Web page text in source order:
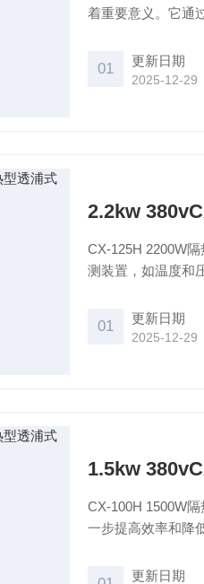
着重要意义。它通
01 更新日期
2025-12-29
2.2kw
CX-125H 2200W隔热型透浦式耐高温
测装置，如温度和
01 更新日期
2025-12-29
1.5kw
CX-100H 1500W隔热型透浦式耐高温
一步提高效率和降
材料和先进的加工
更新日期